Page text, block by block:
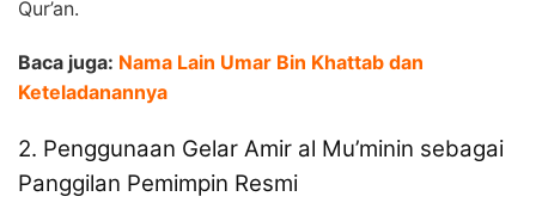
Qur’an.
Baca juga: Nama Lain Umar Bin Khattab dan
Keteladanannya
2. Penggunaan Gelar Amir al Mu’minin sebagai
Panggilan Pemimpin Resmi